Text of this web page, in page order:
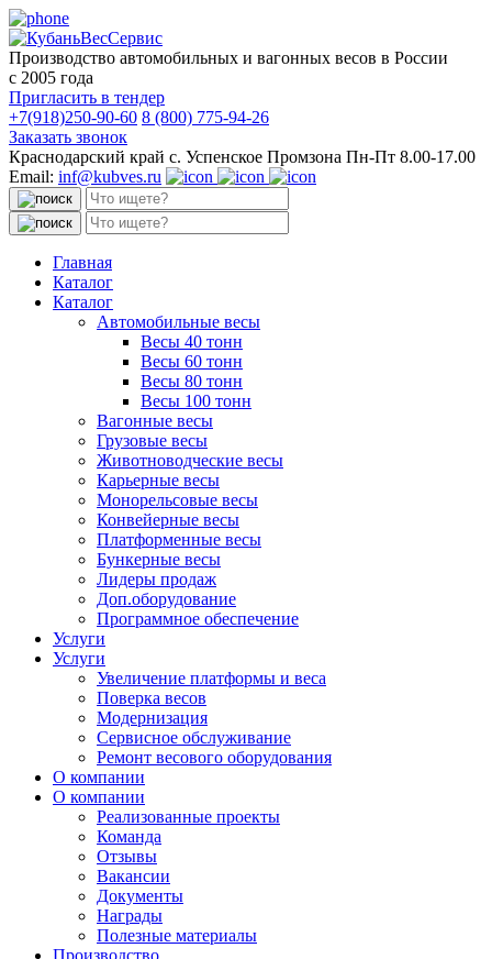
Производство автомобильных и вагонных весов в России
с 2005 года
Пригласить в тендер
+7(918)250-90-60 8 (800) 775-94-26
Заказать звонок
Краснодарский край с. Успенское Промзона Пн-Пт 8.00-17.00
Email: inf@kubves.ru
Поиск:
Поиск:
Главная
Каталог
Каталог
Автомобильные весы
Весы 40 тонн
Весы 60 тонн
Весы 80 тонн
Весы 100 тонн
Вагонные весы
Грузовые весы
Животноводческие весы
Карьерные весы
Монорельсовые весы
Конвейерные весы
Платформенные весы
Бункерные весы
Лидеры продаж
Доп.оборудование
Программное обеспечение
Услуги
Услуги
Увеличение платформы и веса
Поверка весов
Модернизация
Сервисное обслуживание
Ремонт весового оборудования
О компании
О компании
Реализованные проекты
Команда
Отзывы
Вакансии
Документы
Награды
Полезные материалы
Производство